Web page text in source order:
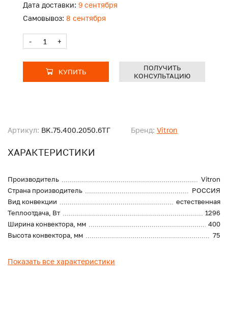
Артикул: BK.75.400.2050.6ТГ Бренд: Vitron
ХАРАКТЕРИСТИКИ
Производитель
Vitron
Страна производитель
РОССИЯ
Вид конвекции
естественная
Теплоотдача, Вт
1296
Ширина конвектора, мм
400
Высота конвектора, мм
75
Показать все характеристики
Дата доставки: 9 сентября
Самовывоз: 8 сентября
- +
КУПИТЬ
ПОЛУЧИТЬ
КОНСУЛЬТАЦИЮ